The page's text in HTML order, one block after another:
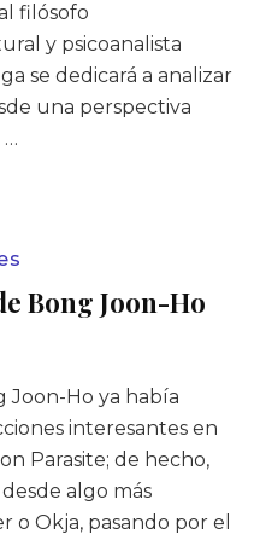
filósofo
y psicoanalista
se dedicará a analizar
una perspectiva
…
Bong Joon-Ho
Joon-Ho ya había
interesantes en
Parasite; de hecho,
algo más
o Okja, pasando por el